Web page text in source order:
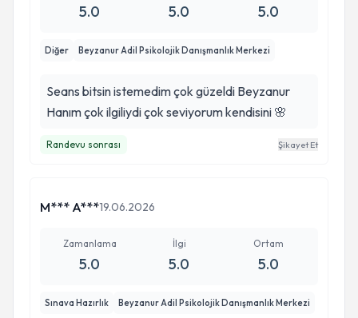
5.0 5.0 5.0
Diğer Beyzanur Adil Psikolojik Danışmanlık Merkezi
Seans bitsin istemedim çok güzeldi Beyzanur
Hanım çok ilgiliydi çok seviyorum kendisini 🌸
Randevu sonrası Şikayet Et
M*** A***19.06.2026
Zamanlama
5.0
İlgi
5.0
Ortam
5.0
Sınava Hazırlık Beyzanur Adil Psikolojik Danışmanlık Merkezi